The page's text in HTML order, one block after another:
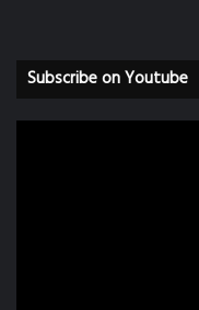
Subscribe on Youtube